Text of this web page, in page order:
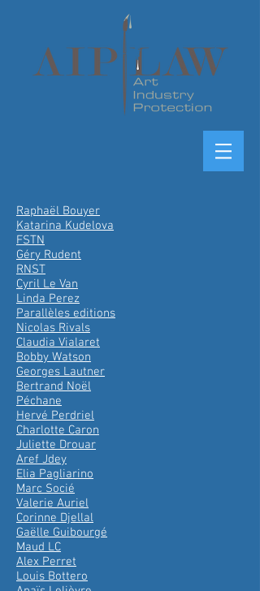
Raphaël Bouyer
Katarina Kudelova
FSTN
Géry Rudent
RNST
Cyril Le Van
Linda Perez
Parallèles editions
Nicolas Rivals
Claudia Vialaret
Bobby Watson
Georges Lautner
Bertrand Noël
Péchane
Hervé Perdriel
Charlotte Caron
Juliette Drouar
Aref Jdey
Elia Pagliarino
Marc Socié
Valerie Auriel
Corinne Djellal
Gaëlle Guibourgé
Maud LC
Alex Perret
Louis Bottero